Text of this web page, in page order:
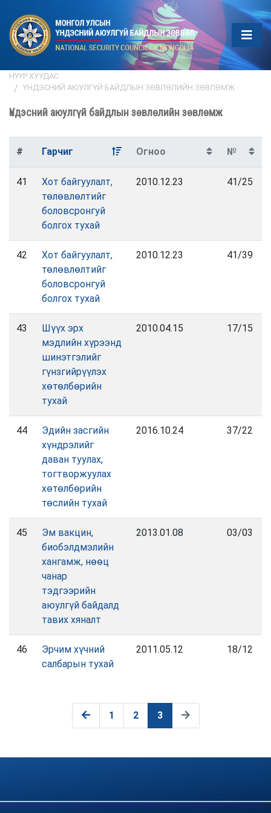
НҮҮР ХУУДАС
ҮНДЭСНИЙ АЮУЛГҮЙ БАЙДЛЫН ЗӨВЛӨЛИЙН ЗӨВЛӨМЖ
Үндэсний аюулгүй байдлын зөвлөлийн зөвлөмж
# Гарчиг Огноо №
41
Хот байгуулалт,
төлөвлөлтийг
боловсронгуй
болгох тухай
2010.12.23 41/25
42
Хот байгуулалт,
төлөвлөлтийг
боловсронгуй
болгох тухай
2010.12.23 41/39
43
Шүүх эрх
мэдлийн хүрээнд
шинэтгэлийг
гүнзгийрүүлэх
хөтөлбөрийн
тухай
2010.04.15 17/15
44
Эдийн засгийн
хүндрэлийг
даван туулах,
тогтворжуулах
хөтөлбөрийн
төслийн тухай
2016.10.24 37/22
45
Эм вакцин,
биобэлдмэлийн
хангамж, нөөц
чанар
тэдгээрийн
аюулгүй байдалд
тавих хяналт
2013.01.08 03/03
46
Эрчим хүчний
салбарын тухай
2011.05.12 18/12
1 2 3